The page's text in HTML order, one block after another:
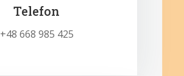
Telefon
+48 668 985 425